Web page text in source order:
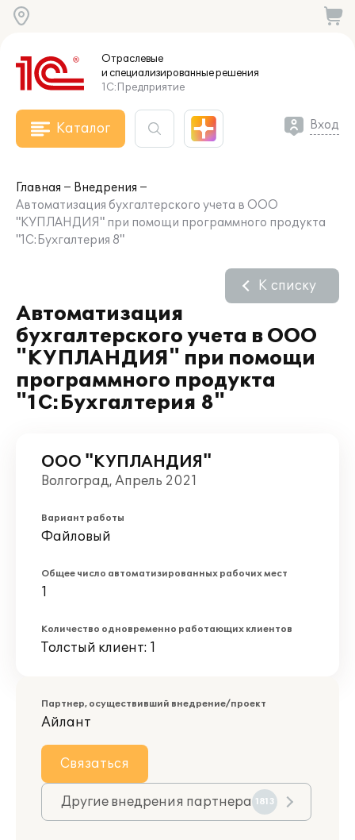
Отраслевые
и специализированныерешения
1С:Предприятие
Каталог Вход
Главная
Внедрения
Автоматизация бухгалтерского учета в ООО
"КУПЛАНДИЯ" при помощи программного продукта
"1С:Бухгалтерия 8"
Автоматизация
бухгалтерского учета в ООО
"КУПЛАНДИЯ" при помощи
программного продукта
"1С:Бухгалтерия 8"
К списку
ООО "КУПЛАНДИЯ"
Волгоград, Апрель 2021
Вариант работы
Файловый
Общее число автоматизированных рабочих мест
1
Количество одновременно работающих клиентов
Толстый клиент: 1
Партнер, осуществивший внедрение/проект
Айлант
Связаться
Другие внедрения партнера 1813